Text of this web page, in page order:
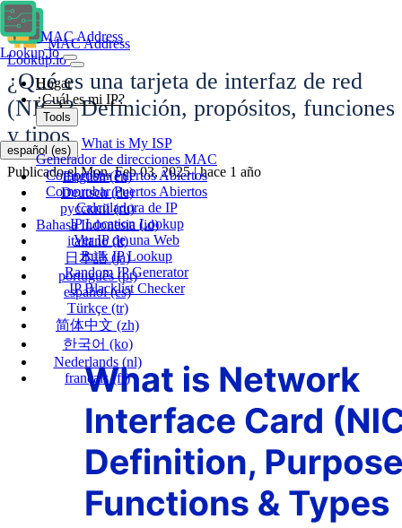
MAC Address
Lookup.io
MAC Address
Lookup.io
Hogar
¿Cuál es mi IP?
Tools
What is My ISP
Generador de direcciones MAC
Comprobar Puertos Abiertos
Comprobar Puertos Abiertos
Calculadora de IP
IP Location Lookup
Ver IP de una Web
Bulk IP Lookup
Random IP Generator
IP Blacklist Checker
español (es)
English(en)
Deutsch(de)
русский(ru)
Bahasa Indonesia (id)
italiano(it)
日本語(ja)
português(pt)
español(es)
Türkçe (tr)
简体中文 (zh)
한국어 (ko)
Nederlands (nl)
français(fr)
¿Qué es una tarjeta de interfaz de red
(NIC)? Definición, propósitos, funciones
y tipos
Publicado el Mon, Feb 03, 2025 | hace 1 año